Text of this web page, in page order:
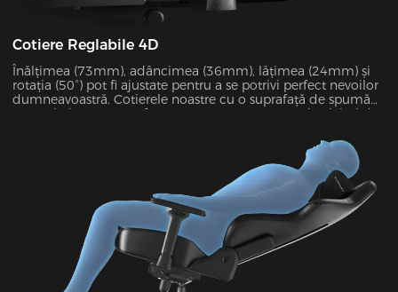
Cotiere Reglabile 4D
Înălțimea (73mm), adâncimea (36mm), lățimea (24mm) și
rotația (50°) pot fi ajustate pentru a se potrivi perfect nevoilor
dumneavoastră. Cotierele noastre cu o suprafață de spumă
PU anti-alunecare au fost testate pentru 60.000 de cicluri de